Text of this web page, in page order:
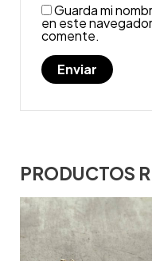
Guarda mi
en este
comente.
PRODUCTOS